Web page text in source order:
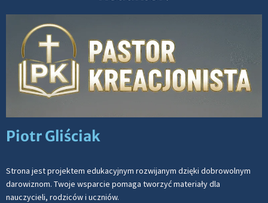
Piotr Gliściak
Strona jest projektem edukacyjnym rozwijanym dzięki dobrowolnym
darowiznom. Twoje wsparcie pomaga tworzyć materiały dla
nauczycieli, rodziców i uczniów.